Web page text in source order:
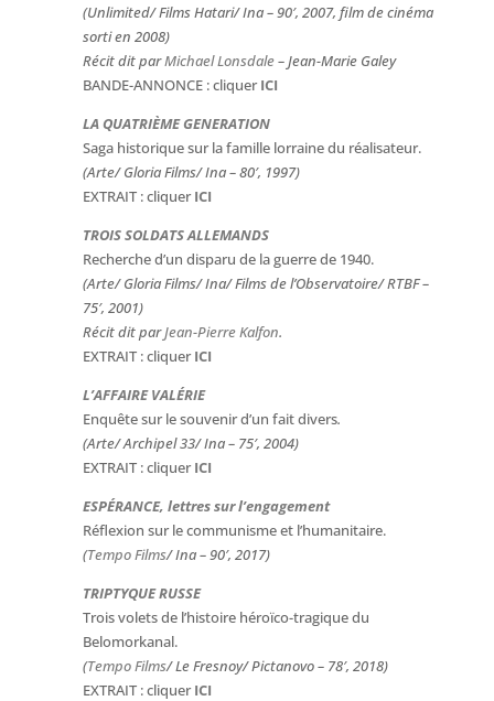
(Unlimited/ Films Hatari/ Ina – 90′, 2007, film de cinéma
sorti en 2008)
Récit dit parMichael Lonsdale– Jean-Marie Galey
BANDE-ANNONCE : cliquerICI
LA QUATRIÈME GENERATION
Saga historique sur la famille lorraine du réalisateur.
(Arte/ Gloria Films/ Ina – 80′, 1997)
EXTRAIT : cliquerICI
TROIS SOLDATS ALLEMANDS
Recherche d’un disparu de la guerre de 1940.
(Arte/ Gloria Films/ Ina/ Films de l’Observatoire/ RTBF –
75′, 2001)
Récit dit parJean-Pierre Kalfon.
EXTRAIT : cliquerICI
L’AFFAIRE VALÉRIE
Enquête sur le souvenir d’un fait divers.
(Arte/ Archipel 33/ Ina – 75′, 2004)
EXTRAIT : cliquerICI
ESPÉRANCE, lettres sur l’engagement
Réflexion sur le communisme et l’humanitaire.
(Tempo Films/ Ina – 90′, 2017)
TRIPTYQUE RUSSE
Trois volets de l’histoire héroïco-tragique du
Belomorkanal.
(Tempo Films/ Le Fresnoy/ Pictanovo – 78′, 2018)
EXTRAIT : cliquerICI